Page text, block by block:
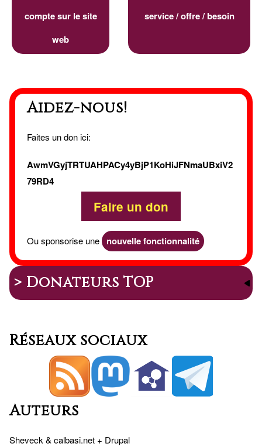
compte sur le site
web
service / offre / besoin
Aidez-nous!
Faites un don ici:
AwmVGyjTRTUAHPACy4yBjP1KoHiJFNmaUBxiV2
79RD4
Faire un don
Ou sponsorise une nouvelle fonctionnalité
> Donateurs TOP
Réseaux sociaux
Auteurs
Sheveck&calbasi.net + Drupal